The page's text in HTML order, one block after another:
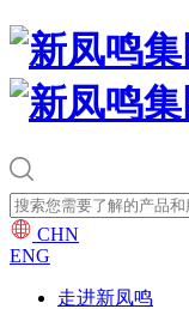
CHN
ENG
走进新凤鸣